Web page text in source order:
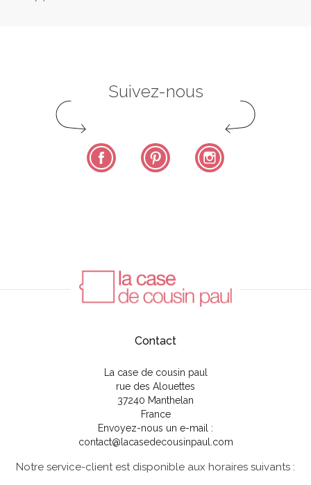
Suivez-nous
Facebook Pinterest
Contact
La case de cousin paul
rue des Alouettes
37240 Manthelan
France
Envoyez-nous un e-mail :
contact@lacasedecousinpaul.com
Notre service-client est disponible aux horaires suivants :